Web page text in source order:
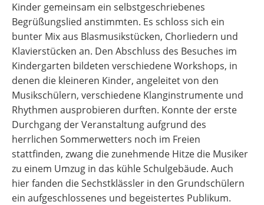
Kinder gemeinsam ein selbstgeschriebenes
Begrüßungslied anstimmten. Es schloss sich ein
bunter Mix aus Blasmusikstücken, Chorliedern und
Klavierstücken an. Den Abschluss des Besuches im
Kindergarten bildeten verschiedene Workshops, in
denen die kleineren Kinder, angeleitet von den
Musikschülern, verschiedene Klanginstrumente und
Rhythmen ausprobieren durften. Konnte der erste
Durchgang der Veranstaltung aufgrund des
herrlichen Sommerwetters noch im Freien
stattfinden, zwang die zunehmende Hitze die Musiker
zu einem Umzug in das kühle Schulgebäude. Auch
hier fanden die Sechstklässler in den Grundschülern
ein aufgeschlossenes und begeistertes Publikum.